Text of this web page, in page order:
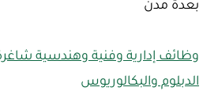
بعدة مدن
وظائف إدارية وفنية وهندسية
الدبلوم والبكالوريوس